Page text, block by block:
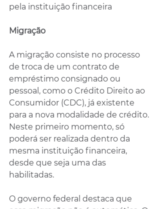
pela instituição financeira
Migração
A migração consiste no processo
de troca de um contrato de
empréstimo consignado ou
pessoal, como o Crédito Direito ao
Consumidor (CDC), já existente
para a nova modalidade de crédito.
Neste primeiro momento, só
poderá ser realizada dentro da
mesma instituição financeira,
desde que seja uma das
habilitadas.
O governo federal destaca que